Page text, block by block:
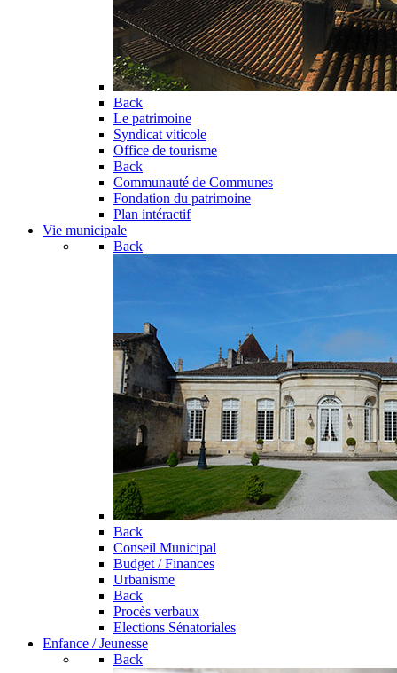
Back
Le patrimoine
Syndicat viticole
Office de tourisme
Back
Communauté de Communes
Fondation du patrimoine
Plan intéractif
Vie municipale
Back
Back
Conseil Municipal
Budget / Finances
Urbanisme
Back
Procès verbaux
Elections Sénatoriales
Enfance / Jeunesse
Back